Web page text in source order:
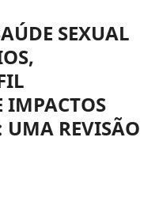
SEXUAL
IMPACTOS
UMA REVISÃO